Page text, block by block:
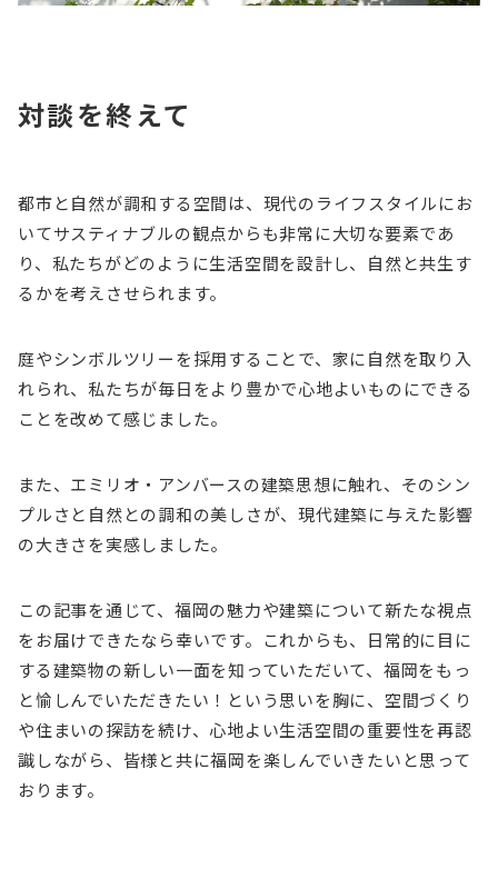
対談を終えて
都市と自然が調和する空間は、現代のライフスタイルにお
いてサスティナブルの観点からも非常に大切な要素であ
り、私たちがどのように生活空間を設計し、自然と共生す
るかを考えさせられます。
庭やシンボルツリーを採用することで、家に自然を取り入
れられ、私たちが毎日をより豊かで心地よいものにできる
ことを改めて感じました。
また、エミリオ・アンバースの建築思想に触れ、そのシン
プルさと自然との調和の美しさが、現代建築に与えた影響
の大きさを実感しました。
この記事を通じて、福岡の魅力や建築について新たな視点
をお届けできたなら幸いです。これからも、日常的に目に
する建築物の新しい一面を知っていただいて、福岡をもっ
と愉しんでいただきたい！という思いを胸に、空間づくり
や住まいの探訪を続け、心地よい生活空間の重要性を再認
識しながら、皆様と共に福岡を楽しんでいきたいと思って
おります。